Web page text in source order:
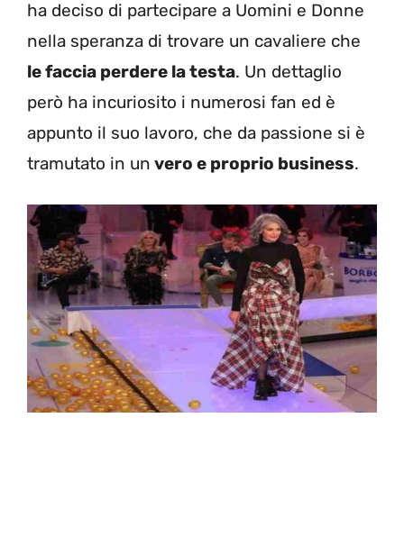
ha deciso di partecipare a Uomini e Donne
nella speranza di trovare un cavaliere che
le faccia perdere la testa. Un dettaglio
però ha incuriosito i numerosi fan ed è
appunto il suo lavoro, che da passione si è
tramutato in un vero e proprio business.